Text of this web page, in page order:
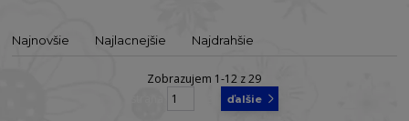
Najnovšie Najlacnejšie Najdrahšie
Zobrazujem 1-12 z 29
ďalšie